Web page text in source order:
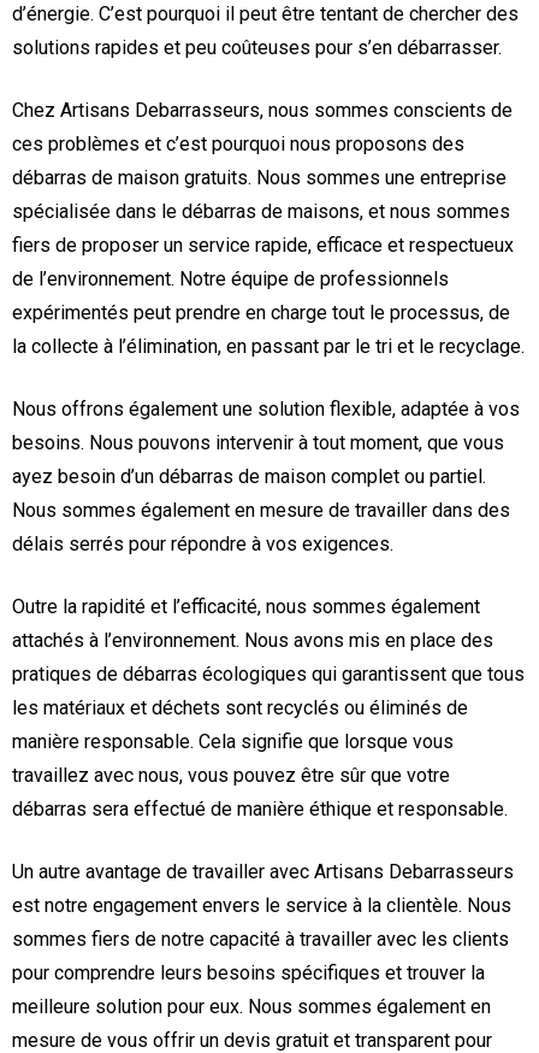
d’énergie. C’est pourquoi il peut être tentant de chercher des
solutions rapides et peu coûteuses pour s’en débarrasser.
Chez Artisans Debarrasseurs, nous sommes conscients de
ces problèmes et c’est pourquoi nous proposons des
débarras de maison gratuits. Nous sommes une entreprise
spécialisée dans le débarras de maisons, et nous sommes
fiers de proposer un service rapide, efficace et respectueux
de l’environnement. Notre équipe de professionnels
expérimentés peut prendre en charge tout le processus, de
la collecte à l’élimination, en passant par le tri et le recyclage.
Nous offrons également une solution flexible, adaptée à vos
besoins. Nous pouvons intervenir à tout moment, que vous
ayez besoin d’un débarras de maison complet ou partiel.
Nous sommes également en mesure de travailler dans des
délais serrés pour répondre à vos exigences.
Outre la rapidité et l’efficacité, nous sommes également
attachés à l’environnement. Nous avons mis en place des
pratiques de débarras écologiques qui garantissent que tous
les matériaux et déchets sont recyclés ou éliminés de
manière responsable. Cela signifie que lorsque vous
travaillez avec nous, vous pouvez être sûr que votre
débarras sera effectué de manière éthique et responsable.
Un autre avantage de travailler avec Artisans Debarrasseurs
est notre engagement envers le service à la clientèle. Nous
sommes fiers de notre capacité à travailler avec les clients
pour comprendre leurs besoins spécifiques et trouver la
meilleure solution pour eux. Nous sommes également en
mesure de vous offrir un devis gratuit et transparent pour